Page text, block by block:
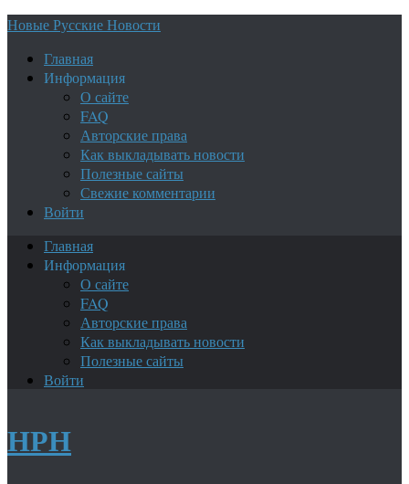
Новые Русские Новости
Главная
Информация
О сайте
FAQ
Авторские права
Как выкладывать новости
Полезные сайты
Свежие комментарии
Войти
Главная
Информация
О сайте
FAQ
Авторские права
Как выкладывать новости
Полезные сайты
Войти
НРН